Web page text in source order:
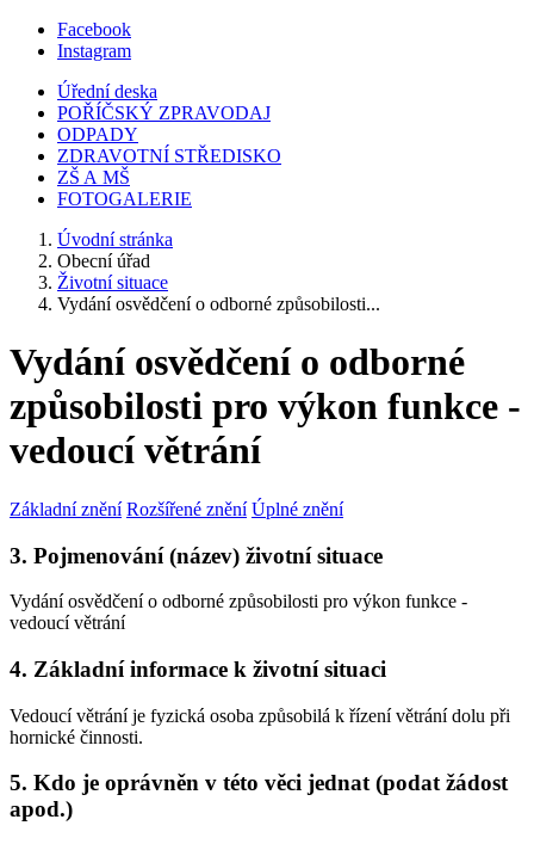
Facebook
Instagram
Úřední deska
POŘÍČSKÝ ZPRAVODAJ
ODPADY
ZDRAVOTNÍ STŘEDISKO
ZŠ A MŠ
FOTOGALERIE
Úvodní stránka
Obecní úřad
Životní situace
Vydání osvědčení o odborné způsobilosti...
Vydání osvědčení o odborné
způsobilosti pro výkon funkce -
vedoucí větrání
Základní znění Rozšířené znění Úplné znění
3. Pojmenování (název) životní situace
Vydání osvědčení o odborné způsobilosti pro výkon funkce -
vedoucí větrání
4. Základní informace k životní situaci
Vedoucí větrání je fyzická osoba způsobilá k řízení větrání dolu při
hornické činnosti.
5. Kdo je oprávněn v této věci jednat (podat žádost
apod.)